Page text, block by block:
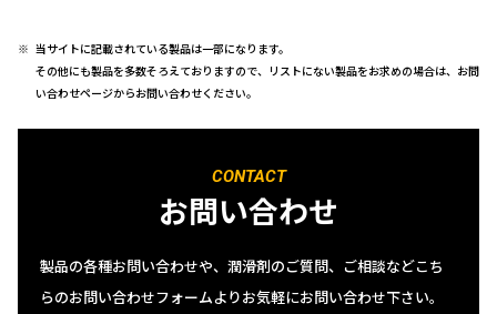
当サイトに記載されている製品は一部になります。
その他にも製品を多数そろえておりますので、リストにない製品をお求めの場合は、お問
い合わせページからお問い合わせください。
CONTACT
お問い合わせ
製品の各種お問い合わせや、潤滑剤のご質問、ご相談などこち
らのお問い合わせフォームよりお気軽にお問い合わせ下さい。